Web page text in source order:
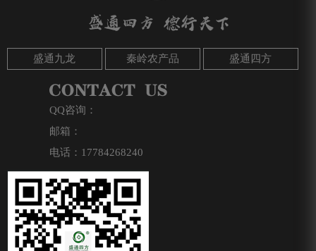
盛通九龙 秦岭农产品 盛通四方
QQ咨询：
邮箱：
电话：17784268240